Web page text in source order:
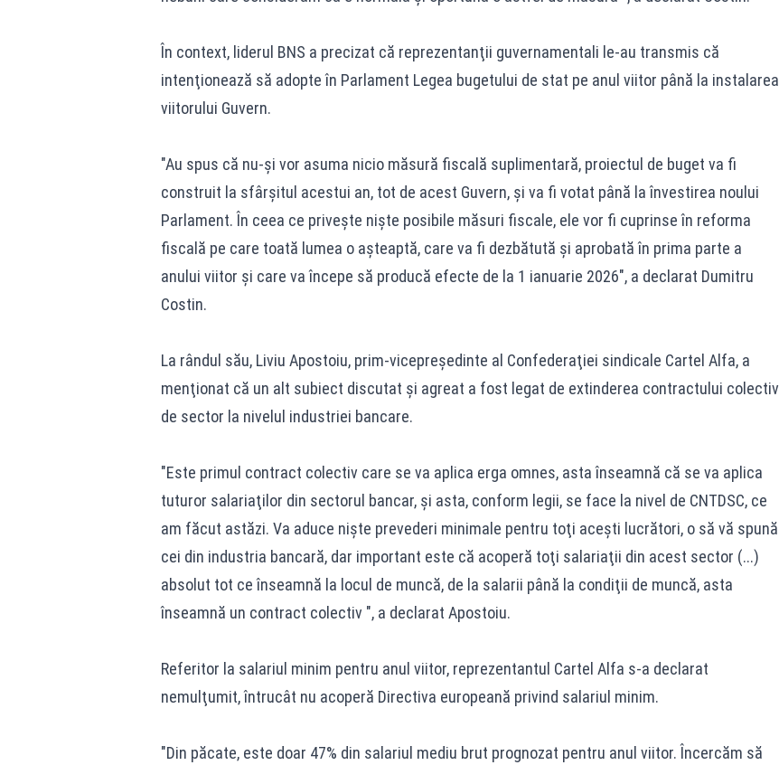
În context, liderul BNS a precizat că reprezentanţii guvernamentali le-au transmis că
intenţionează să adopte în Parlament Legea bugetului de stat pe anul viitor până la instalarea
viitorului Guvern.
"Au spus că nu-şi vor asuma nicio măsură fiscală suplimentară, proiectul de buget va fi
construit la sfârşitul acestui an, tot de acest Guvern, şi va fi votat până la învestirea noului
Parlament. În ceea ce priveşte nişte posibile măsuri fiscale, ele vor fi cuprinse în reforma
fiscală pe care toată lumea o aşteaptă, care va fi dezbătută şi aprobată în prima parte a
anului viitor şi care va începe să producă efecte de la 1 ianuarie 2026", a declarat Dumitru
Costin.
La rândul său, Liviu Apostoiu, prim-vicepreşedinte al Confederaţiei sindicale Cartel Alfa, a
menţionat că un alt subiect discutat şi agreat a fost legat de extinderea contractului colectiv
de sector la nivelul industriei bancare.
"Este primul contract colectiv care se va aplica erga omnes, asta înseamnă că se va aplica
tuturor salariaţilor din sectorul bancar, şi asta, conform legii, se face la nivel de CNTDSC, ce
am făcut astăzi. Va aduce nişte prevederi minimale pentru toţi aceşti lucrători, o să vă spună
cei din industria bancară, dar important este că acoperă toţi salariaţii din acest sector (...)
absolut tot ce înseamnă la locul de muncă, de la salarii până la condiţii de muncă, asta
înseamnă un contract colectiv ", a declarat Apostoiu.
Referitor la salariul minim pentru anul viitor, reprezentantul Cartel Alfa s-a declarat
nemulţumit, întrucât nu acoperă Directiva europeană privind salariul minim.
"Din păcate, este doar 47% din salariul mediu brut prognozat pentru anul viitor. Încercăm să